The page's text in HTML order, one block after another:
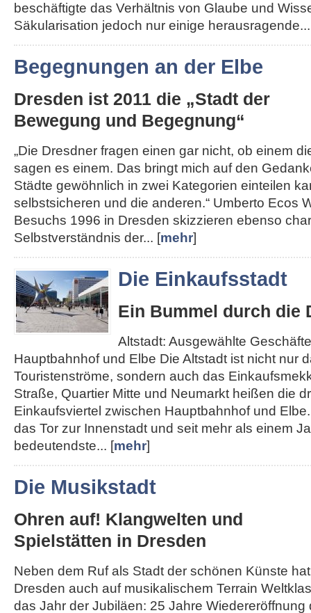
beschäftigte das Verhältnis von Glaube und
Säkularisation jedoch nur einige
Begegnungen an der Elbe
Dresden ist 2011 die „Stadt der
Bewegung und Begegnung“
„Die Dresdner fragen einen gar nicht, ob einem
sagen es einem. Das bringt mich auf den
Städte gewöhnlich in zwei Kategorien einteilen
selbstsicheren und die anderen.“ Umberto Ecos
Besuchs 1996 in Dresden skizzieren ebenso
Selbstverständnis der... [mehr]
Die Einkaufsstadt
Ein Bummel durch die
Altstadt: Ausgewählte
Hauptbahnhof und Elbe Die Altstadt ist nicht nur
Touristenströme, sondern auch das
Straße, Quartier Mitte und Neumarkt heißen die
Einkaufsviertel zwischen Hauptbahnhof und
das Tor zur Innenstadt und seit mehr als einem
bedeutendste... [mehr]
Die Musikstadt
Ohren auf! Klangwelten und
Spielstätten in Dresden
Neben dem Ruf als Stadt der schönen Künste hat
Dresden auch auf musikalischem Terrain
das Jahr der Jubiläen: 25 Jahre Wiedereröffnung